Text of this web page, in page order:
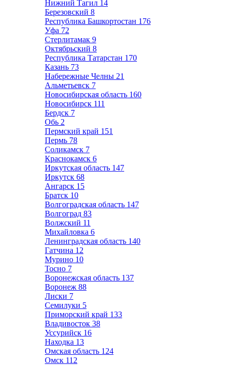
Нижний Тагил 14
Березовский 8
Республика Башкортостан 176
Уфа 72
Стерлитамак 9
Октябрьский 8
Республика Татарстан 170
Казань 73
Набережные Челны 21
Альметьевск 7
Новосибирская область 160
Новосибирск 111
Бердск 7
Обь 2
Пермский край 151
Пермь 78
Соликамск 7
Краснокамск 6
Иркутская область 147
Иркутск 68
Ангарск 15
Братск 10
Волгоградская область 147
Волгоград 83
Волжский 11
Михайловка 6
Ленинградская область 140
Гатчина 12
Мурино 10
Тосно 7
Воронежская область 137
Воронеж 88
Лиски 7
Семилуки 5
Приморский край 133
Владивосток 38
Уссурийск 16
Находка 13
Омская область 124
Омск 112